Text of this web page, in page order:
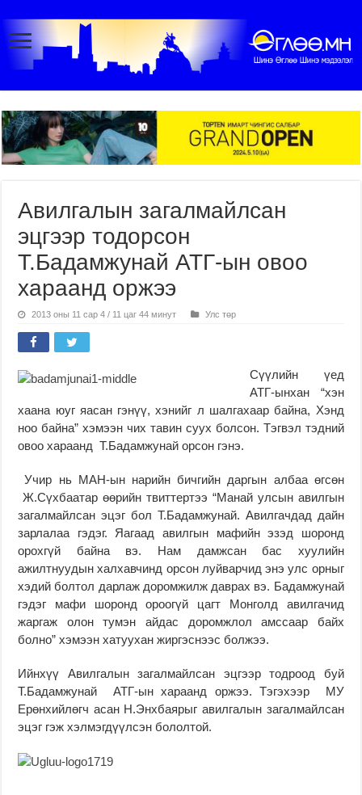
Авилгалын загалмайлсан
эцгээр тодорсон
Т.Бадамжунай АТГ-ын овоо
хараанд оржээ
2013 оны 11 сар 4 / 11 цаг 44 минут Улс төр
Сүүлийн үед
АТГ-ынхан “хэн
хаана юуг яасан гэнүү, хэнийг л шалгахаар байна, Хэнд
ноо байна” хэмээн чих тавин суух болсон. Тэгвэл тэдний
овоо хараанд Т.Бадамжунай орсон гэнэ.
Учир нь МАН-ын нарийн бичгийн даргын албаа өгсөн
Ж.Сүхбаатар өөрийн твиттертээ “Манай улсын авилгын
загалмайлсан эцэг бол Т.Бадамжунай. Авилгачдад дайн
зарлалаа гэдэг. Яагаад авилгын мафийн эзэд шоронд
орохгүй байна вэ. Нам дамжсан бас хуулийн
ажилтнуудын халхавчинд орсон луйварчид энэ улс орныг
хэдий болтол дарлаж доромжилж даврах вэ. Бадамжунай
гэдэг мафи шоронд ороогүй цагт Монголд авилгачид
жаргаж олон тумэн айдас доромжлол амссаар байх
болно” хэмээн хатуухан жиргэснээс болжээ.
Ийнхүү Авилгалын загалмайлсан эцгээр тодроод буй
Т.Бадамжунай АТГ-ын хараанд оржээ. Тэгэхээр МУ
Ерөнхийлөгч асан Н.Энхбаярыг авилгалын загалмайлсан
эцэг гэж хэлмэгдүүлсэн бололтой.